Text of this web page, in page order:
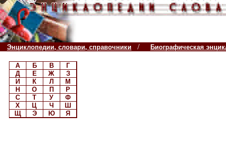
Энциклопедии, словари, справочники / Биографическая
А Б В
Г
Д
Е Ж
З
И
К Л
М
Н
О П
Р
С
Т У
Ф
Х
Ц Ч
Ш
Щ
Э Ю Я